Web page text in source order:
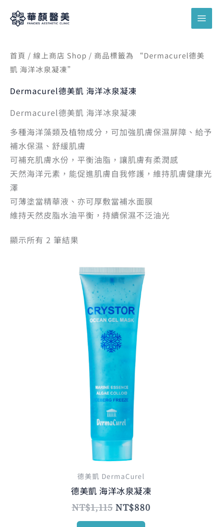
首頁 / 線上商店 Shop / 商品標籤為 “Dermacurel德美
凱 海洋冰泉凝凍”
Dermacurel德美凱 海洋冰泉凝凍
Dermacurel德美凱 海洋冰泉凝凍
多種海洋藻類及植物成分，可加強肌膚保濕屏障、給予
補水保濕、舒緩肌膚
可補充肌膚水份，平衡油脂，讓肌膚有柔潤感
天然海洋元素，能促進肌膚自我修護，維持肌膚健康光
澤
可薄塗當精華液、亦可厚敷當補水面膜
維持天然皮脂水油平衡，持續保濕不泛油光
顯示所有 2 筆結果
德美凱 DermaCurel
德美凱 海洋冰泉凝凍
NT$1,115
原
始
價
格：
NT$1,115。
NT$880
搜
尋
鍵
字
: